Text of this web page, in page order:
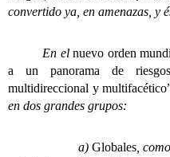
convertido ya, en amenazas, y
En elnuevo orden
a un panorama de
multidireccional y
en dos grandes grupos:
a) Globales,